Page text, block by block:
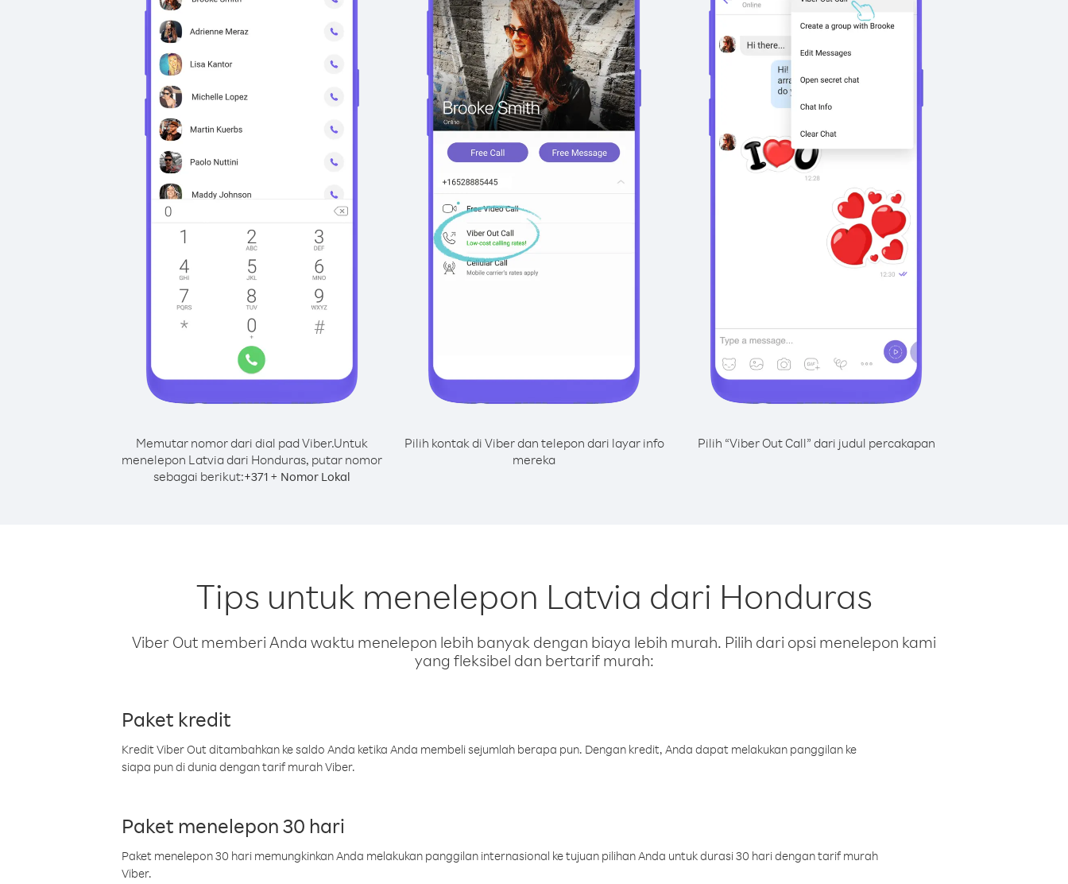
Memutar nomor dari dial pad Viber.Untuk
menelepon Latvia dari Honduras, putar nomor
sebagai berikut:+371 + Nomor Lokal
Pilih kontak di Viber dan telepon dari layar info
mereka
Pilih “Viber Out Call” dari judul percakapan
Tips untuk menelepon Latvia dari Honduras
Viber Out memberi Anda waktu menelepon lebih banyak dengan biaya lebih murah. Pilih dari opsi menelepon kami
yang fleksibel dan bertarif murah:
Paket kredit
Kredit Viber Out ditambahkan ke saldo Anda ketika Anda membeli sejumlah berapa pun. Dengan kredit, Anda dapat melakukan panggilan ke
siapa pun di dunia dengan tarif murah Viber.
Paket menelepon 30 hari
Paket menelepon 30 hari memungkinkan Anda melakukan panggilan internasional ke tujuan pilihan Anda untuk durasi 30 hari dengan tarif murah
Viber.